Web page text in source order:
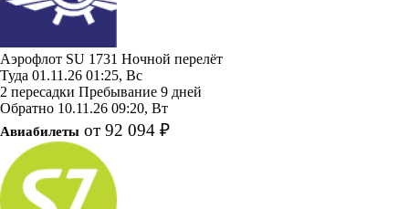
Аэрофлот SU 1731 Ночной перелёт
Туда 01.11.26 01:25, Вс
2 пересадки Пребывание 9 дней
Обратно 10.11.26 09:20, Вт
Авиабилеты от 92 094 ₽